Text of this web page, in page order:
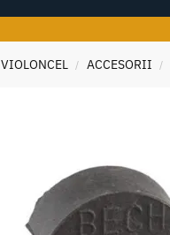
VIOLONCEL / ACCESORII /